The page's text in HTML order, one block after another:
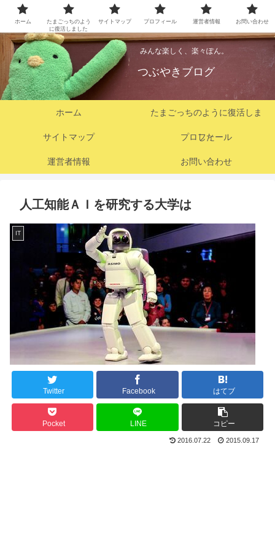
みんな楽しく、楽々ぽん。
つぶやきブログ
ホーム たまごっちのように復活しま
した
サイトマップ プロフィール
運営者情報 お問い合わせ
人工知能ＡＩを研究する大学は
IT
Twitter Facebook はてブ
Pocket LINE コピー
2016.07.22 2015.09.17
ホーム
たまごっちのよう
に復活しました
サイトマップ プロフィール 運営者情報 お問い合わせ